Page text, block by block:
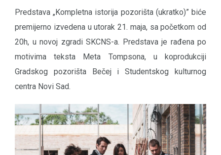
Predstava „Kompletna istorija pozorišta (ukratko)” biće
premijerno izvedena u utorak 21. maja, sa početkom od
20h, u novoj zgradi SKCNS-a. Predstava je rađena po
motivima teksta Meta Tompsona, u koprodukciji
Gradskog pozorišta Bečej i Studentskog kulturnog
centra Novi Sad.